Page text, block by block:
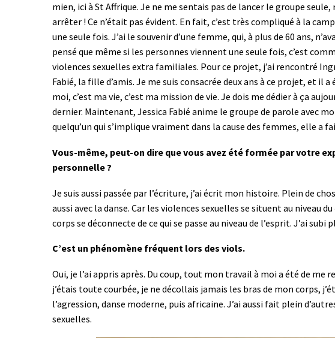
mien, ici à St Affrique. Je ne me sentais pas de lancer le groupe
arrêter ! Ce n’était pas évident. En fait, c’est très compliqué à la
une seule fois. J’ai le souvenir d’une femme, qui, à plus de 60 ans,
pensé que même si les personnes viennent une seule fois, c’est
violences sexuelles extra familiales. Pour ce projet, j’ai rencontré
Fabié, la fille d’amis. Je me suis consacrée deux ans à ce projet, et il
moi, c’est ma vie, c’est ma mission de vie. Je dois me dédier à ça
dernier. Maintenant, Jessica Fabié anime le groupe de parole avec
quelqu’un qui s’implique vraiment dans la cause des femmes, elle
Vous-même, peut-on dire que vous avez été formée par votre
personnelle ?
Je suis aussi passée par l’écriture, j’ai écrit mon histoire. Plein de
aussi avec la danse. Car les violences sexuelles se situent au niveau
corps se déconnecte de ce qui se passe au niveau de l’esprit. J’ai
C’est un phénomène fréquent lors des viols.
Oui, je l’ai appris après. Du coup, tout mon travail à moi a été de
j’étais toute courbée, je ne décollais jamais les bras de mon corps,
l’agression, danse moderne, puis africaine. J’ai aussi fait plein
sexuelles.